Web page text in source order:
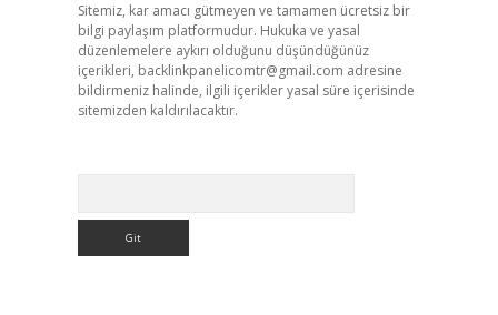
Sitemiz, kar amacı gütmeyen ve tamamen ücretsiz bir
bilgi paylaşım platformudur. Hukuka ve yasal
düzenlemelere aykırı olduğunu düşündüğünüz
içerikleri, backlinkpanelicomtr@gmail.com adresine
bildirmeniz halinde, ilgili içerikler yasal süre içerisinde
sitemizden kaldırılacaktır.